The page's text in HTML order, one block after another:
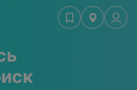
Красота, спорт